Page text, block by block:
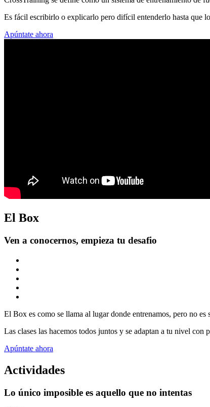
Es fácil escribirlo o explicarlo pero difícil entenderlo hasta que
Apúntate ahora
El Box
Ven a conocernos, empieza tu desafio
El Box es como se llama al lugar donde entrenamos, pero no
Las clases las hacemos todos juntos y se adaptan a tu nivel con
Apúntate ahora
Actividades
Lo único imposible es aquello que no intentas